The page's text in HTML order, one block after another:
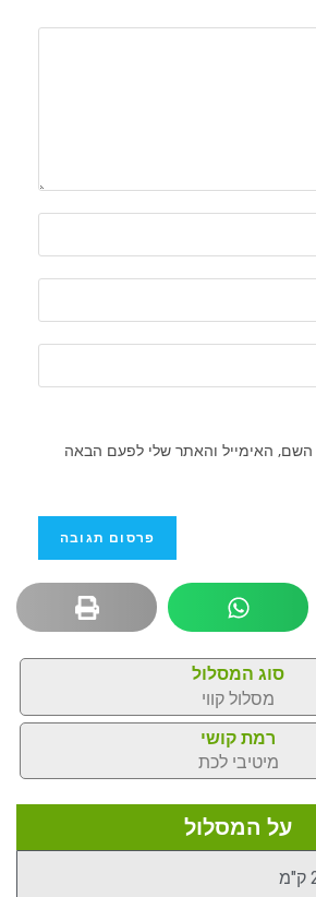
האימייל והאתר שלי לפעם הבאה
סוג המסלול
מסלול קווי
רמת קושי
מיטיבי לכת
על המסלול